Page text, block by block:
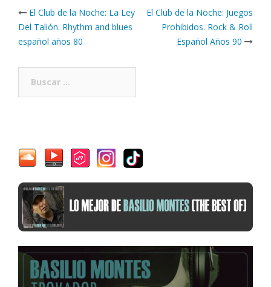
Post
navigation
El Club de la Noche: La Ley
Del Talión. Rhythm and blues
español años 80
El Club de la Noche: Juegos
Prohibidos. Rock & Roll
Español Años 90